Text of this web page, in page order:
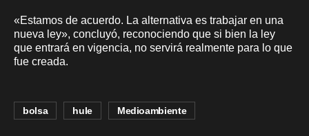
«Estamos de acuerdo. La alternativa es trabajar en una
nueva ley», concluyó, reconociendo que si bien la ley
que entrará en vigencia, no servirá realmente para lo que
fue creada.
bolsa hule Medioambiente